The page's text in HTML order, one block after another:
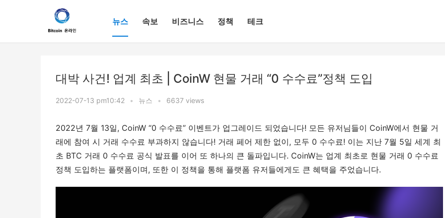
뉴스 속보 비즈니스 정책 테크
대박 사건! 업계 최초 | CoinW 현물 거래 “0 수수료”정책 도입
2022-07-13 pm10:42 • 뉴스 • 6637 views
2022년 7월 13일, CoinW “0 수수료” 이벤트가 업그레이드 되었습니다! 모든 유저님들이 CoinW에서 현물 거
래에 참여 시 거래 수수료 부과하지 않습니다! 거래 페어 제한 없이, 모두 0 수수료! 이는 지난 7월 5일 세계 최
초 BTC 거래 0 수수료 공식 발표를 이어 또 하나의 큰 돌파입니다. CoinW는 업계 최초로 현물 거래 0 수수료
정책 도입하는 플랫폼이며, 또한 이 정책을 통해 플랫폼 유저들에게도 큰 혜택을 주었습니다.